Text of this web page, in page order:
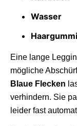
Wasser
Haargummi
Eine lange
mögliche
Blaue Flecken
verhindern. Sie
leider fast